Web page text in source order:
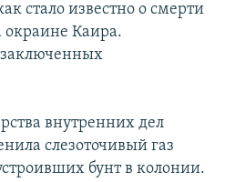
стало известно о смерти
окраине Каира.
заключенных
внутренних дел
слезоточивый газ
бунт в колонии.